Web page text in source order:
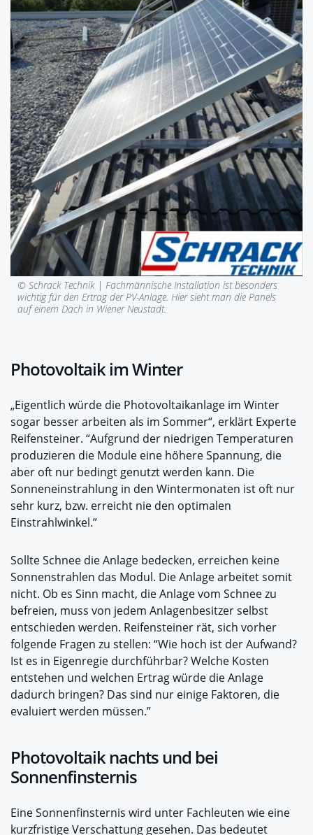
© Schrack Technik | Fachmännische Installation ist besonders
wichtig für den Ertrag der PV-Anlage. Hier sieht man die Panels
auf einem Dach in Wiener Neustadt.
Photovoltaik im Winter
„Eigentlich würde die Photovoltaikanlage im Winter
sogar besser arbeiten als im Sommer“, erklärt Experte
Reifensteiner. “Aufgrund der niedrigen Temperaturen
produzieren die Module eine höhere Spannung, die
aber oft nur bedingt genutzt werden kann. Die
Sonneneinstrahlung in den Wintermonaten ist oft nur
sehr kurz, bzw. erreicht nie den optimalen
Einstrahlwinkel.”
Sollte Schnee die Anlage bedecken, erreichen keine
Sonnenstrahlen das Modul. Die Anlage arbeitet somit
nicht. Ob es Sinn macht, die Anlage vom Schnee zu
befreien, muss von jedem Anlagenbesitzer selbst
entschieden werden. Reifensteiner rät, sich vorher
folgende Fragen zu stellen: “Wie hoch ist der Aufwand?
Ist es in Eigenregie durchführbar? Welche Kosten
entstehen und welchen Ertrag würde die Anlage
dadurch bringen? Das sind nur einige Faktoren, die
evaluiert werden müssen.”
Photovoltaik nachts und bei
Sonnenfinsternis
Eine Sonnenfinsternis wird unter Fachleuten wie eine
kurzfristige Verschattung gesehen. Das bedeutet